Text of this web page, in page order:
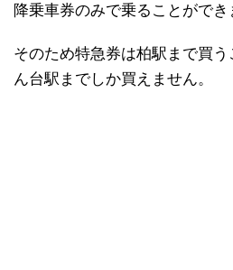
降乗車券のみで乗ることができ
そのため特急券は柏駅まで買
ん台駅までしか買えません。